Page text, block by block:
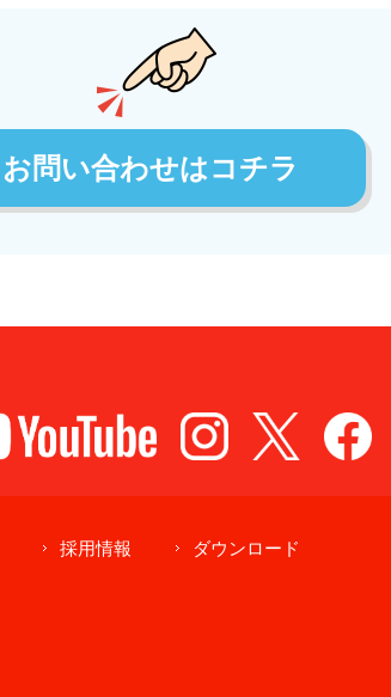
お問い合わせはコチラ
採用情報 ダウンロード